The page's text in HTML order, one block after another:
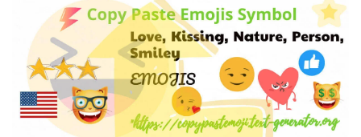
spiral , spiral kabuk , kabuk - Emoji
🦀 zodyak , Yengeç , yengeç - Emoji
🦐 karides , gıda , küçük , kabuklu deniz ürünleri - Emoji
🦑 kalamar , gıda , molusc - Emoji
🐌 salyangoz - Emoji